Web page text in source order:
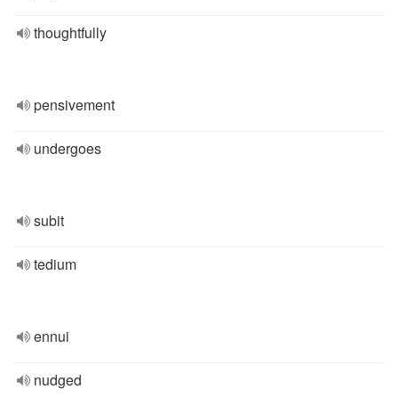
thoughtfully
pensivement
undergoes
subit
tedium
ennui
nudged